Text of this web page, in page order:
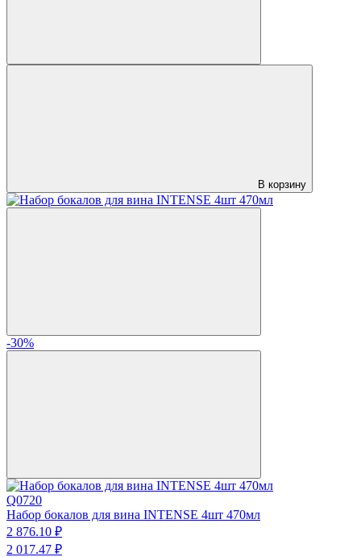
В корзину
-30%
Q0720
Набор бокалов для вина INTENSE 4шт 470мл
2 876.10 ₽
2 017.47 ₽